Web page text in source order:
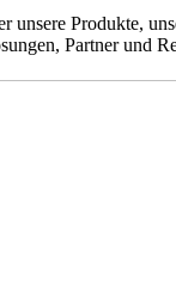
unsere Produkte,
Partner und